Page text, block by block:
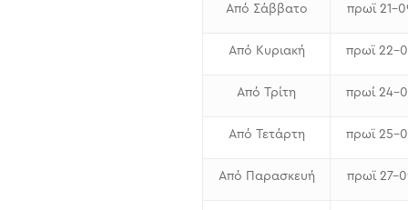
Από Σάββατο πρωϊ 21-
Από Κυριακή πρωϊ 22-
Από Τρίτη πρωί 24-
Από Τετάρτη πρωϊ 25-
Από Παρασκευή πρωϊ 27-